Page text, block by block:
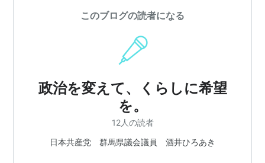
このブログの読者になる
政治を変えて、くらしに希望
を。
12人の読者
日本共産党 群馬県議会議員 酒井ひろあき